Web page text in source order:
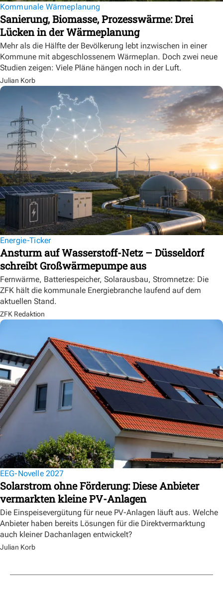
Kommunale Wärmeplanung
Sanierung, Biomasse, Prozesswärme: Drei
Lücken in der Wärmeplanung
Mehr als die Hälfte der Bevölkerung lebt inzwischen in einer
Kommune mit abgeschlossenem Wärmeplan. Doch zwei neue
Studien zeigen: Viele Pläne hängen noch in der Luft.
Julian Korb
Energie-Ticker
Ansturm auf Wasserstoff-Netz – Düsseldorf
schreibt Großwärmepumpe aus
Fernwärme, Batteriespeicher, Solarausbau, Stromnetze: Die
ZFK hält die kommunale Energiebranche laufend auf dem
aktuellen Stand.
ZFK Redaktion
EEG-Novelle 2027
Solarstrom ohne Förderung: Diese Anbieter
vermarkten kleine PV-Anlagen
Die Einspeisevergütung für neue PV-Anlagen läuft aus. Welche
Anbieter haben bereits Lösungen für die Direktvermarktung
auch kleiner Dachanlagen entwickelt?
Julian Korb